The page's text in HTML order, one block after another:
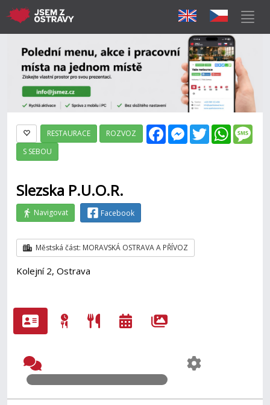
FacebookMessenger
Twitter
RESTAURACE
ROZVOZ
S SEBOU
Slezska P.U.O.R.
Navigovat Facebook
Městská část: MORAVSKÁ OSTRAVA A PŘÍVOZ
Kolejní 2, Ostrava